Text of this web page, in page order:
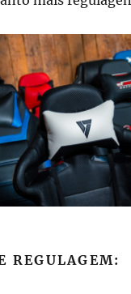
REGULAGEM: